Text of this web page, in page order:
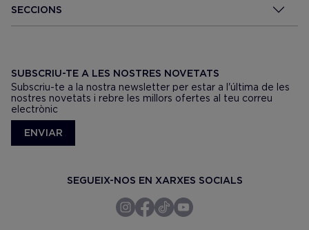
SECCIONS
SUBSCRIU-TE A LES NOSTRES NOVETATS
Subscriu-te a la nostra newsletter per estar a l'última de les
nostres novetats i rebre les millors ofertes al teu correu
electrònic
ENVIAR
SEGUEIX-NOS EN XARXES SOCIALS